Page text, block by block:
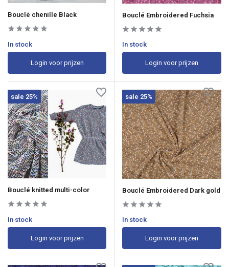
Bouclé chenille Black
In stock
Login voor prijzen
Bouclé Embroidered Fuchsia
In stock
Login voor prijzen
sale 25%
Bouclé knitted multi-color
In stock
Login voor prijzen
sale 25%
Bouclé Embroidered Dark gold
In stock
Login voor prijzen